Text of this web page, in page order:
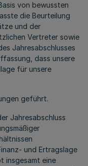
von bewussten
die Beurteilung
und der
Vertreter sowie
Jahresabschlusses
dass unsere
für unsere
geführt.
Jahresabschluss
und Ertragslage
insgesamt eine